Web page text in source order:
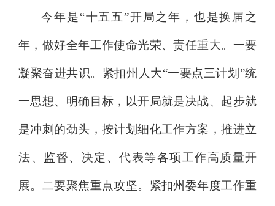
今年是“十五五”开局之年，也是换届之
年，做好全年工作使命光荣、责任重大。 一要
凝聚奋进共识。 紧扣州人大“一要点三计划 ”统
一思想、明确目标，以开局就是决战、起步就
是冲刺的劲头，按计划细化工作方案，推进立
法、监督、决定、代表等各项工作高质量开
展。 二要聚焦重点攻坚。 紧扣州委年度工作重